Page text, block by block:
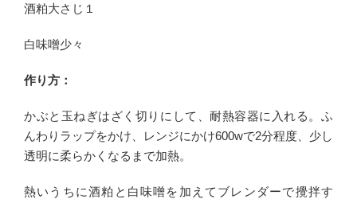
酒粕大さじ１
白味噌少々
作り方：
かぶと玉ねぎはざく切りにして、耐熱容器に入れる。ふ
んわりラップをかけ、レンジにかけ600wで2分程度、少し
透明に柔らかくなるまで加熱。
熱いうちに酒粕と白味噌を加えてブレンダーで攪拌す